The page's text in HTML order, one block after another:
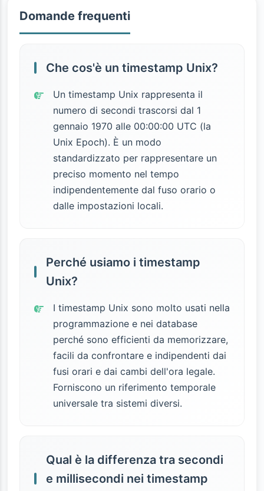
Domande frequenti
Che cos'è un timestamp Unix?
Un timestamp Unix rappresenta il
numero di secondi trascorsi dal 1
gennaio 1970 alle 00:00:00 UTC (la
Unix Epoch). È un modo
standardizzato per rappresentare un
preciso momento nel tempo
indipendentemente dal fuso orario o
dalle impostazioni locali.
Perché usiamo i timestamp
Unix?
I timestamp Unix sono molto usati nella
programmazione e nei database
perché sono efficienti da memorizzare,
facili da confrontare e indipendenti dai
fusi orari e dai cambi dell'ora legale.
Forniscono un riferimento temporale
universale tra sistemi diversi.
Qual è la differenza tra secondi
e millisecondi nei timestamp